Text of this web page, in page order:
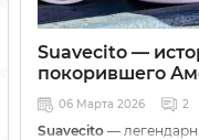
Suavecito —
покорившего
06 Марта 2026 2
Suavecito —